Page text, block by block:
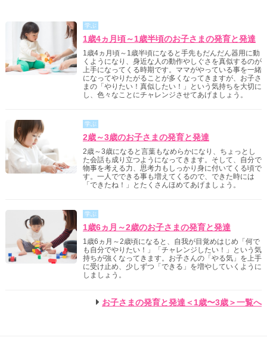
学ぶ
1歳4ヵ月頃～1歳半頃のお子さまの発育と発達
1歳4ヵ月頃～1歳半頃になると手先もだんだん器用に動
くようになり、身近な人の動作やしぐさを真似するのが
上手になってくる時期です。ママがやっている事を一緒
になってやりたがることが多くなってきますが、お子さ
まの「やりたい！真似したい！」という気持ちを大切に
し、色々なことにチャレンジさせてあげましょう。
学ぶ
2歳～3歳のお子さまの発育と発達
2歳～3歳になると言葉もなめらかになり、ちょっとし
た会話も成り立つようになってきます。そして、自分で
物事を考える力、思考力もしっかり身に付いてくる頃で
す。一人でできる事も増えてくるので、できた時には
「できたね！」とたくさんほめてあげましょう。
学ぶ
1歳6ヵ月～2歳のお子さまの発育と発達
1歳6ヵ月～2歳頃になると、自我が目覚めはじめ「何で
も自分でやりたい！」「チャレンジしたい！」という気
持ちが強くなってきます。お子さんの「やる気」を上手
に受け止め、少しずつ「できる」を増やしていくように
しましょう。
お子さまの発育と発達＜1歳〜3歳＞一覧へ